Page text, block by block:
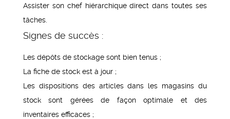
Assister son chef hiérarchique direct dans toutes ses
tâches.
Signes de succès :
Les dépôts de stockage sont bien tenus ;
La fiche de stock est à jour ;
Les dispositions des articles dans les magasins du
stock sont gérées de façon optimale et des
inventaires efficaces ;